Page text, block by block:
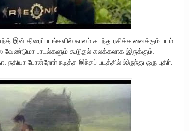
இன் திரைப்படங்களில் காலம் கடந்து ரசிக்க வைக்கும் படம்.
பாடல்களும் கூடுதல் கலக்கலாக இருக்கும்.
நதியா போன்றோர் நடித்த இந்தப் படத்தில் இருந்து ஒரு புதிர்.